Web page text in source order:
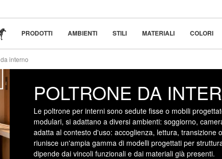
bellezza nella
PRODOTTI AMBIENTI STILI MATERIALI COLORI
interno
POLTRONE DA
Le poltrone per interni sono sedute fisse o mobili
modulari, si adattano a diversi ambienti: soggiorno,
adatta al contesto d'uso: accoglienza, lettura,
riunisce un'ampia gamma di modelli progettati per
dipende dai vincoli funzionali e dai materiali già presenti.